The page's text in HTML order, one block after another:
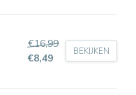
€16,99
€8,49
BEKIJKEN